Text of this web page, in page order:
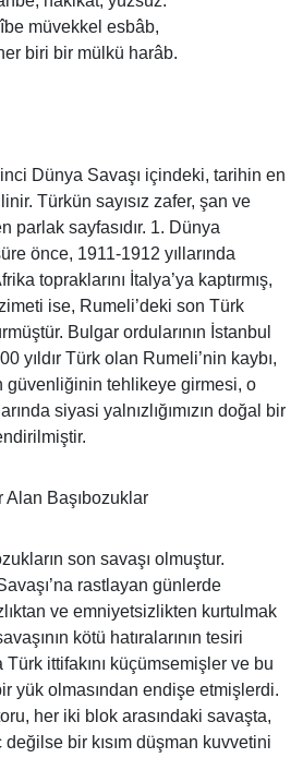
müvekkel esbâb,
biri bir mülkü harâb.
Dünya Savaşı içindeki, tarihin en
Türkün sayısız zafer, şan ve
parlak sayfasıdır. 1. Dünya
önce, 1911-1912 yıllarında
topraklarını İtalya’ya kaptırmış,
ise, Rumeli’deki son Türk
Bulgar ordularının İstanbul
yıldır Türk olan Rumeli’nin kaybı,
güvenliğinin tehlikeye girmesi, o
siyasi yalnızlığımızın doğal bir
Alan Başıbozuklar
son savaşı olmuştur.
rastlayan günlerde
ve emniyetsizlikten kurtulmak
kötü hatıralarının tesiri
ittifakını küçümsemişler ve bu
yük olmasından endişe etmişlerdi.
her iki blok arasındaki savaşta,
bir kısım düşman kuvvetini